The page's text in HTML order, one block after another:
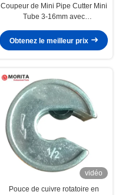
Coupeur de Mini Pipe Cutter Mini
Tube 3-16mm avec
Alloy Suitable A d'alésoir de
tuyau de petits
Obtenez le meilleur prix
vidéo
Pouce de cuivre rotatoire en